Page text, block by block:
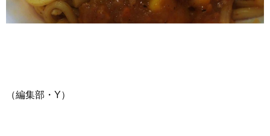
（編集部・Y）